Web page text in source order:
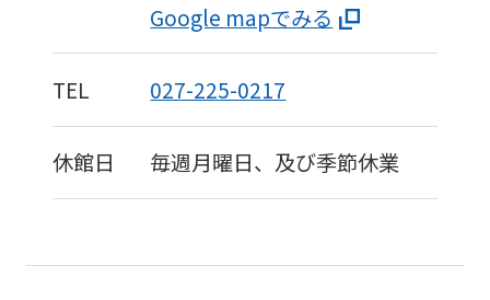
Google mapでみる
TEL 027-225-0217
休館日 毎週月曜日、及び季節休業